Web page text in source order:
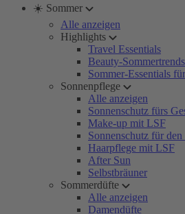
☀️ Sommer
Alle anzeigen
Highlights
Travel Essentials
Beauty-
Sommer-Essentials
Sonnenpflege
Alle anzeigen
Sonnenschutz fürs
Make-up mit LSF
Sonnenschutz für
Haarpflege mit LSF
After Sun
Selbstbräuner
Sommerdüfte
Alle anzeigen
Damendüfte